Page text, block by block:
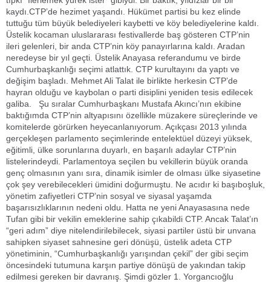
kaydı.CTP’de hezimet yaşandı. Hükümet partisi bu kez elinde
tuttuğu tüm büyük belediyeleri kaybetti ve köy belediyelerine kaldı.
Üstelik kocaman uluslararası festivallerde baş gösteren CTP’nin
ileri gelenleri, bir anda CTP’nin köy panayırlarına kaldı. Aradan
neredeyse bir yıl geçti. Üstelik Anayasa referandumu ve birde
Cumhurbaşkanlığı seçimi atlattık. CTP kurultayını da yaptı ve
değişim başladı. Mehmet Ali Talat ile birlikte herkesin CTP’de
hayran olduğu ve kaybolan o parti disiplini yeniden tesis edilecek
galiba. Şu sıralar Cumhurbaşkanı Mustafa Akıncı’nın ekibine
baktığımda CTP’nin altyapısını özellikle müzakere süreçlerinde ve
komitelerde görürken heyecanlanıyorum. Açıkçası 2013 yılında
gerçekleşen parlamento seçimlerinde entelektüel düzeyi yüksek,
eğitimli, ülke sorunlarına duyarlı, en başarılı adaylar CTP’nin
listelerindeydi. Parlamentoya seçilen bu vekillerin büyük oranda
genç olmasının yanı sıra, dinamik isimler de olması ülke siyasetine
çok şey verebilecekleri ümidini doğurmuştu. Ne acıdır ki başıboşluk,
yönetim zafiyetleri CTP’nin sosyal ve siyasal yaşamda
başarısızlıklarının nedeni oldu. Hatta ne yeni Anayasasına nede
Tufan gibi bir vekilin emeklerine sahip çıkabildi CTP. Ancak Talat’ın
“geri adım” diye nitelendirilebilecek, siyasi partiler üstü bir unvana
sahipken siyaset sahnesine geri dönüşü, üstelik adeta CTP
yönetiminin, “Cumhurbaşkanlığı yarışından çekil” der gibi seçim
öncesindeki tutumuna karşın partiye dönüşü de yakından takip
edilmesi gereken bir davranış. Şimdi gözler 1. Yorgancıoğlu